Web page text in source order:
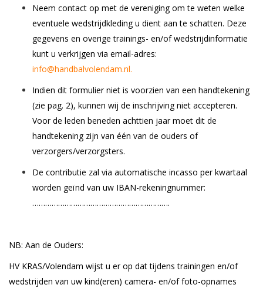
Neem contact op met de vereniging om te weten welke
eventuele wedstrijdkleding u dient aan te schatten. Deze
gegevens en overige trainings- en/of wedstrijdinformatie
kunt u verkrijgen via email-adres:
info@handbalvolendam.nl.
Indien dit formulier niet is voorzien van een handtekening
(zie pag. 2), kunnen wij de inschrijving niet accepteren.
Voor de leden beneden achttien jaar moet dit de
handtekening zijn van één van de ouders of
verzorgers/verzorgsters.
De contributie zal via automatische incasso per kwartaal
worden geïnd van uw IBAN-rekeningnummer:
……………………………………………………….
NB: Aan de Ouders:
HV KRAS/Volendam wijst u er op dat tijdens trainingen en/of
wedstrijden van uw kind(eren) camera- en/of foto-opnames